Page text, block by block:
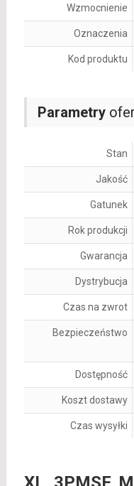
Parametry
Stan
Jakość
Gatunek
Rok produkcji
Gwarancja
Dystrybucja
Czas na zwrot
Bezpieczeństwo
Dostępność
Koszt dostawy
Czas wysyłki
Wzmocnienie
Oznaczenia
Kod produktu